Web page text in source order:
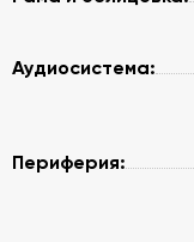
Аудиосистема:
Периферия: